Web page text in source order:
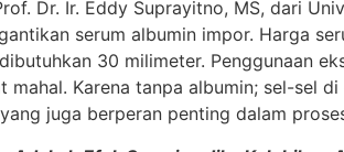
Dr. Ir. Eddy Suprayitno, MS, dari
serum albumin impor. Harga
30 milimeter. Penggunaan
mahal. Karena tanpa albumin; sel-sel
juga berperan penting dalam